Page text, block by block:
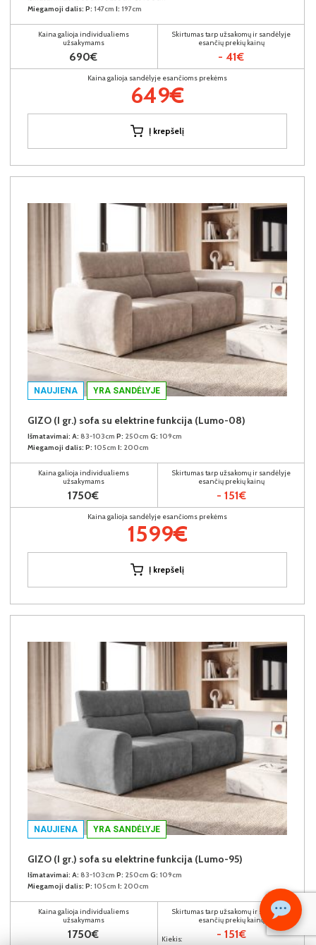
Kiekis:
Miegamoji dalis: P: 147cm I: 197cm
Kaina galioja individualiems
užsakymams
690€
Skirtumas tarp užsakomų ir sandėlyje
esančių prekių kainų
- 41€
Kaina galioja sandėlyje esančioms prekėms
649€
Į krepšelį
NAUJIENA YRA SANDĖLYJE
GIZO (I gr.) sofa su elektrine funkcija (Lumo-08)
Išmatavimai: A: 83-103cm P: 250cm G: 109cm
Miegamoji dalis: P: 105cm I: 200cm
Kaina galioja individualiems
užsakymams
1750€
Skirtumas tarp užsakomų ir sandėlyje
esančių prekių kainų
- 151€
Kaina galioja sandėlyje esančioms prekėms
1599€
Į krepšelį
NAUJIENA YRA SANDĖLYJE
GIZO (I gr.) sofa su elektrine funkcija (Lumo-95)
Išmatavimai: A: 83-103cm P: 250cm G: 109cm
Miegamoji dalis: P: 105cm I: 200cm
Kaina galioja individualiems
užsakymams
1750€
Skirtumas tarp užsakomų ir sandėlyje
esančių prekių kainų
- 151€